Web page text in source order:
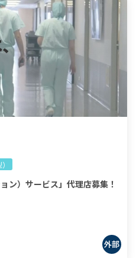
ン）サービス」代理店募集！